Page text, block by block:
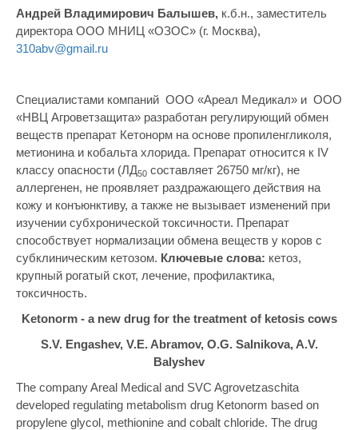
Андрей Владимирович Балышев, к.б.н., заместитель
директора ООО МНИЦ «ОЗОС» (г. Москва),
310abv@gmail.ru
Специалистами компаний ООО «Ареал Медикал» и ООО
«НВЦ Агроветзащита» разработан регулирующий обмен
веществ препарат Кетонорм на основе пропиленгликоля,
метионина и кобальта хлорида. Препарат относится к IV
классу опасности (ЛД50 составляет 26750 мг/кг), не
аллергенен, не проявляет раздражающего действия на
кожу и конъюнктиву, а также не вызывает изменений при
изучении субхронической токсичности. Препарат
способствует нормализации обмена веществ у коров с
субклиническим кетозом. Ключевые слова: кетоз,
крупный рогатый скот, лечение, профилактика,
токсичность.
Ketonorm - a new drug for the treatment of ketosis cows
S.V. Engashev, V.E. Abramov, O.G. Salnikova, A.V.
Balyshev
The company Areal Medical and SVC Agrovetzaschita
developed regulating metabolism drug Ketonorm based on
propylene glycol, methionine and cobalt chloride. The drug